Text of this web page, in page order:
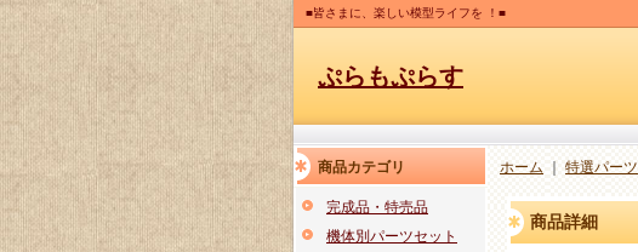
■皆さまに、楽しい模型ライフを ！■
ぷらもぷらす
商品カテゴリ
完成品・特売品
機体別パーツセット
ホーム 特選パーツ
商品詳細